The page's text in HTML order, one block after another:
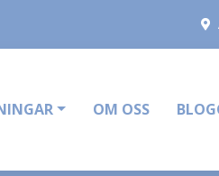
OM OSS